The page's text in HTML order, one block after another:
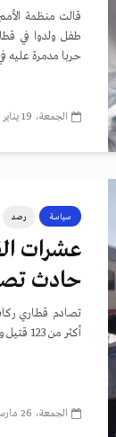
طفل ولدوا في
حربا مدمرة عليه في 7 أكتوبر
الجمعة، 19 يناير 2024، 4:15 م
سياسة رصد
عشرات
حادث
تصادم قطاري
أكثر من 123 قتيل وجريح بحسب آخر الإحصائات.
الجمعة، 26 مارس 2021، 3:22 م